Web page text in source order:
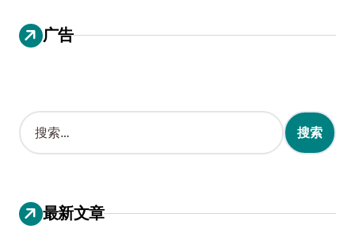
广告
搜
索
：
最新文章